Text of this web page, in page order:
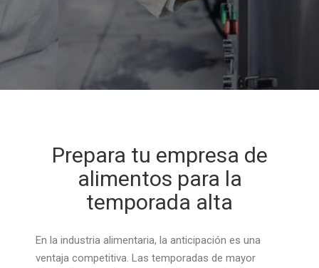
Prepara tu empresa de
alimentos para la
temporada alta
En la industria alimentaria, la anticipación es una
ventaja competitiva. Las temporadas de mayor